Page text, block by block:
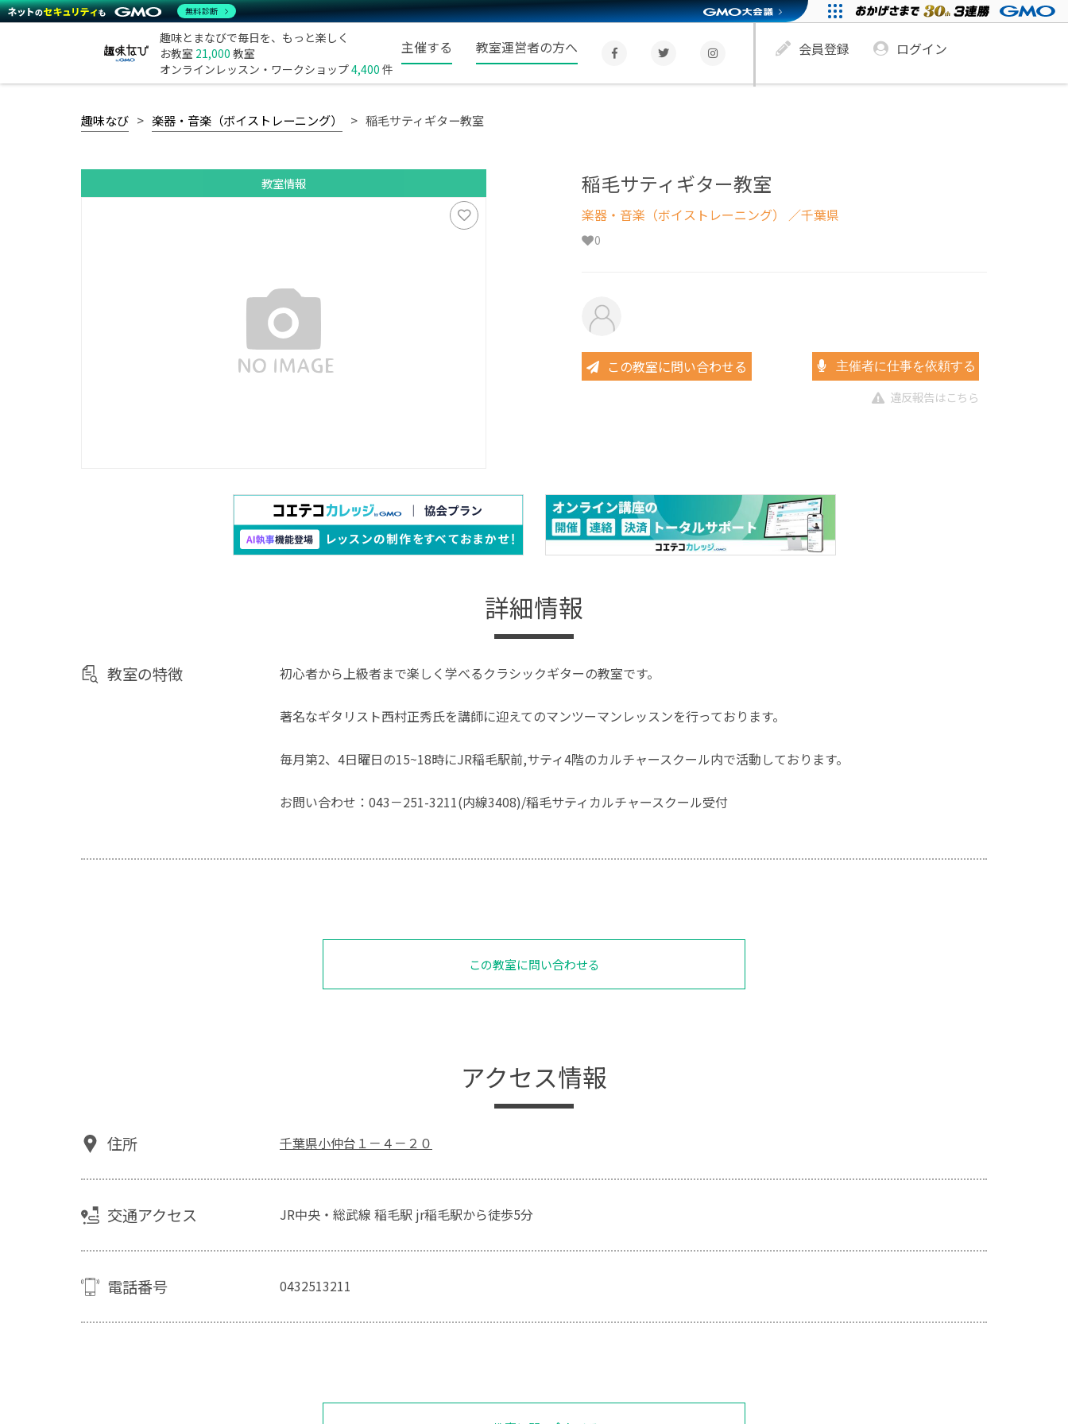
趣味とまなびで毎日を、もっと楽しく
お教室 21,000 教室
オンラインレッスン・ワークショップ4,400 件
主催する 教室運営者の方へ 会員登録 ログイン
趣味なび 楽器・音楽（ボイストレーニング） 稲毛サティギター教室
教室情報 稲毛サティギター教室
楽器・音楽（ボイストレーニング） ／千葉県
0
この教室に問い合わせる 主催者に仕事を依頼する
違反報告はこちら
詳細情報
教室の特徴 初心者から上級者まで楽しく学べるクラシックギターの教室です。
著名なギタリスト西村正秀氏を講師に迎えてのマンツーマンレッスンを行っております。
毎月第2、4日曜日の15~18時にJR稲毛駅前,サティ4階のカルチャースクール内で活動しております。
お問い合わせ：043－251-3211(内線3408)/稲毛サティカルチャースクール受付
この教室に問い合わせる
アクセス情報
住所 千葉県小仲台１－４－２０
交通アクセス JR中央・総武線 稲毛駅 jr稲毛駅から徒歩5分
電話番号 0432513211
無料診断